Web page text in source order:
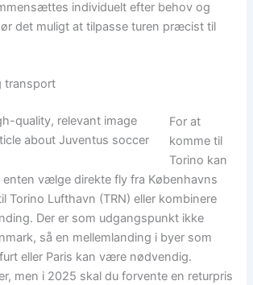
individuelt efter behov og
det muligt at tilpasse turen præcist til
transport
For at
komme til
Torino kan
enten vælge direkte fly fra Københavns
Torino Lufthavn (TRN) eller kombinere
Der er som udgangspunkt ikke
så en mellemlanding i byer som
eller Paris kan være nødvendig.
men i 2025 skal du forvente en returpris